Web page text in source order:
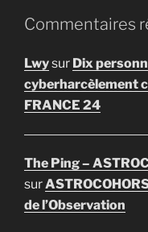
Commentaires
Lwysur Dix
cyberharcèlement
FRANCE 24
The Ping –
sur
de l’Observation